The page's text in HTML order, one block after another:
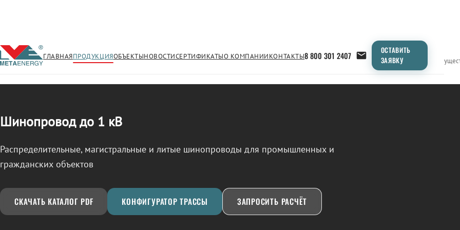
ГЛАВНАЯПРОДУКЦИЯОБЪЕКТЫНОВОСТИСЕРТИФИКАТЫО КОМПАНИИКОНТАКТЫ8 800 301 2407
ОСТАВИТЬ
ЗАЯВКУ
← Продукция/ШИНОПРОВОД Применение Продукция ТипоразмерыСравнение
Шинопровод до 1 кВ
Распределительные, магистральные и литые шинопроводы для промышленных и
гражданских объектов
СКАЧАТЬ КАТАЛОГ PDF КОНФИГУРАТОР ТРАССЫ ЗАПРОСИТЬ РАСЧЁТ